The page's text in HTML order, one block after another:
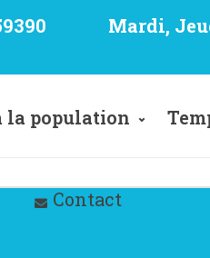
Mardi,
la population
Contact